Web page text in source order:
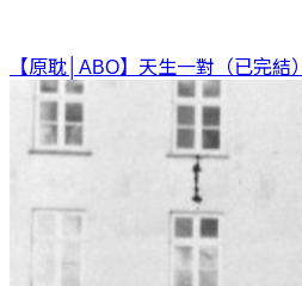
【原耽│ABO】天生一對（已完結）